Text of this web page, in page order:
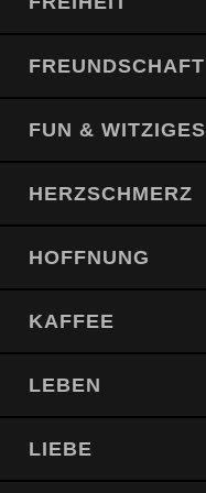
FREUNDSCHAFT
FUN & WITZIGES
HERZSCHMERZ
HOFFNUNG
KAFFEE
LEBEN
LIEBE